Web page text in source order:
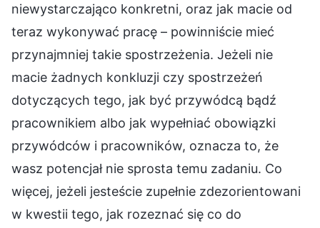
niewystarczająco konkretni, oraz jak macie od
teraz wykonywać pracę – powinniście mieć
przynajmniej takie spostrzeżenia. Jeżeli nie
macie żadnych konkluzji czy spostrzeżeń
dotyczących tego, jak być przywódcą bądź
pracownikiem albo jak wypełniać obowiązki
przywódców i pracowników, oznacza to, że
wasz potencjał nie sprosta temu zadaniu. Co
więcej, jeżeli jesteście zupełnie zdezorientowani
w kwestii tego, jak rozeznać się co do